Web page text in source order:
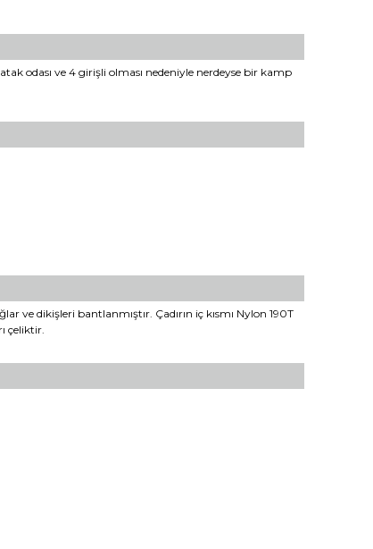
odası ve 4 girişli olması nedeniyle nerdeyse bir kamp
ve dikişleri bantlanmıştır. Çadırın iç kısmı Nylon 190T
çeliktir.